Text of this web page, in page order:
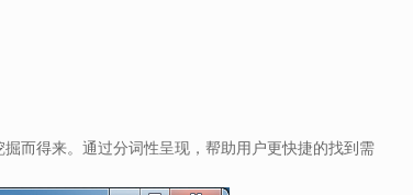
而得来。通过分词性呈现，帮助用户更快捷的找到需